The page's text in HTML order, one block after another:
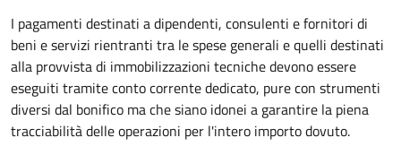
I pagamenti destinati a dipendenti, consulenti e fornitori di
beni e servizi rientranti tra le spese generali e quelli destinati
alla provvista di immobilizzazioni tecniche devono essere
eseguiti tramite conto corrente dedicato, pure con strumenti
diversi dal bonifico ma che siano idonei a garantire la piena
tracciabilità delle operazioni per l'intero importo dovuto.